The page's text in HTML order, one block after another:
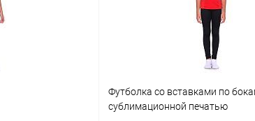
Футболка со вставками по
сублимационной печатью